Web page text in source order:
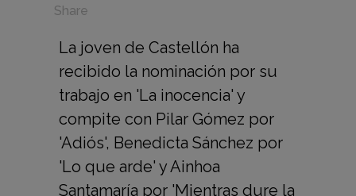
Share
La joven de Castellón ha
recibido la nominación por su
trabajo en 'La inocencia' y
compite con Pilar Gómez por
'Adiós', Benedicta Sánchez por
'Lo que arde' y Ainhoa
Santamaría por 'Mientras dure la